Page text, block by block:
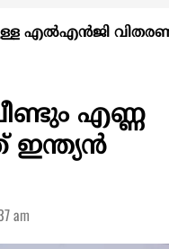
വിതരണം
എണ്ണ
ഇന്ത്യൻ
am